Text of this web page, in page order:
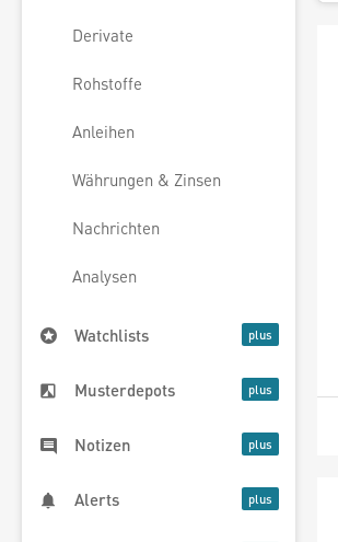
Derivate
Rohstoffe
Anleihen
Währungen & Zinsen
Nachrichten
Analysen
Watchlists
Musterdepots
Notizen
Alerts